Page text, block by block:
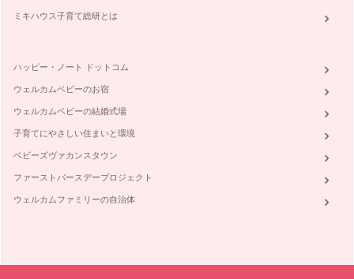
△ ☓ が〇になる。野菜ぎらい克服塾の発足
ミキハウス子育て総研とは
ハッピー・ノート ドットコム
ウェルカムベビーのお宿
ウェルカムベビーの結婚式場
子育てにやさしい住まいと環境
ベビーズヴァカンスタウン
ファーストバースデープロジェクト
ウェルカムファミリーの自治体